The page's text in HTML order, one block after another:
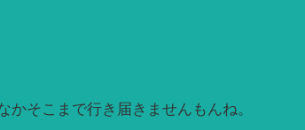
そこまで行き届きませんもんね。